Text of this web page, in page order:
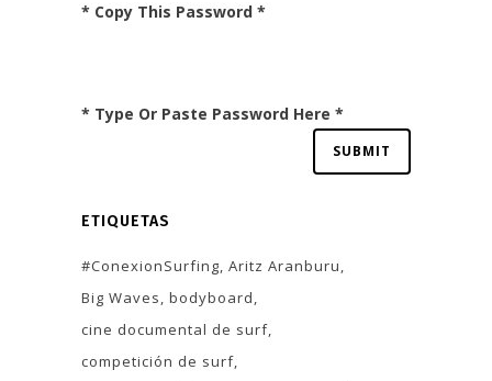
* Copy This Password *
* Type Or Paste Password Here *
ETIQUETAS
#ConexionSurfing Aritz Aranburu
Big Waves bodyboard
cine documental de surf
competición de surf